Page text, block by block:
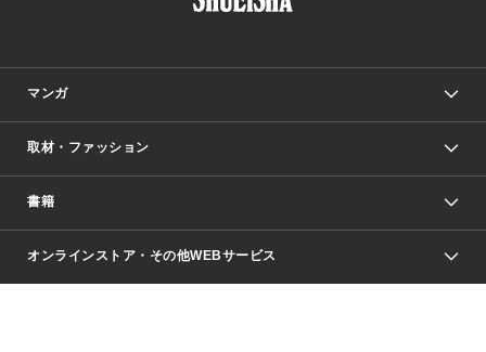
マンガ
少年マンガ
Vジャンプ
週刊ヤングジャンプ
少女マンガ
取材・ファッション
Seventeen
芸能・情報・スポーツ
書籍
文芸・文庫・総合
オンラインストア・その他WEBサービス